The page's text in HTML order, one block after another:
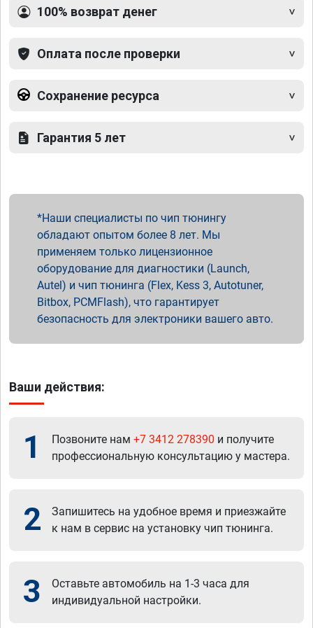
100% возврат денег
Оплата после проверки
Сохранение ресурса
Гарантия 5 лет
Наши специалисты по чип тюнингу
обладают опытом более 8 лет. Мы
применяем только лицензионное
оборудование для диагностики (Launch,
Autel) и чип тюнинга (Flex, Kess 3, Autotuner,
Bitbox, PCMFlash), что гарантирует
безопасность для электроники вашего авто.
Ваши действия:
1 Позвоните нам +7 3412 278390 и получите
профессиональную консультацию у мастера.
2
Запишитесь на удобное время и приезжайте
к нам в сервис на установку чип тюнинга.
3
Оставьте автомобиль на 1-3 часа для
индивидуальной настройки.